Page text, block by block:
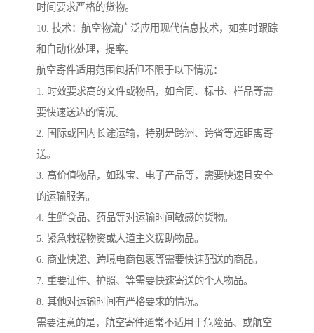
时间要求严格的货物。
10. 技术：航空物流广泛应用现代信息技术，如实时跟踪
和自动化处理，提率。
航空寄件适用范围包括但不限于以下情况：
1. 时效要求高的文件或物品，如合同、标书、样品等需
要快速送达的情况。
2. 国际或国内长途运输，特别是跨洲、跨省等远距离寄
送。
3. 高价值物品，如珠宝、电子产品等，需要快速且安全
的运输服务。
4. 生鲜食品、药品等对运输时间敏感的货物。
5. 紧急救援物资或人道主义援助物品。
6. 商业快递、跨境电商包裹等需要快速配送的商品。
7. 重要证件、护照、等需要快速寄送的个人物品。
8. 其他对运输时间有严格要求的情况。
需要注意的是，航空寄件通常不适用于危险品、或航空